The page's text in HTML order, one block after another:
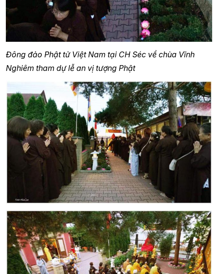
Đông đảo Phật tử Việt Nam tại CH Séc về chùa Vĩnh
Nghiêm tham dự lễ an vị tượng Phật